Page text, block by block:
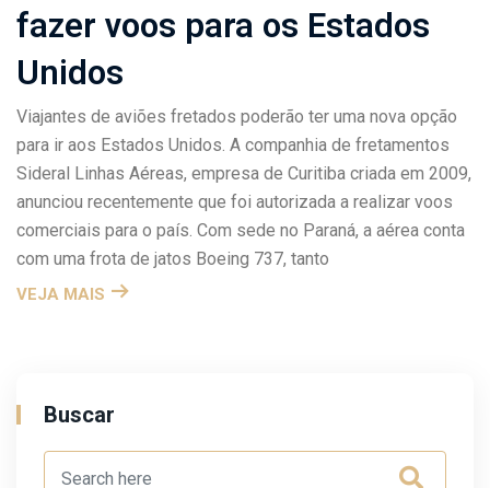
fazer voos para os Estados
Unidos
Viajantes de aviões fretados poderão ter uma nova opção
para ir aos Estados Unidos. A companhia de fretamentos
Sideral Linhas Aéreas, empresa de Curitiba criada em 2009,
anunciou recentemente que foi autorizada a realizar voos
comerciais para o país. Com sede no Paraná, a aérea conta
com uma frota de jatos Boeing 737, tanto
VEJA MAIS
Buscar